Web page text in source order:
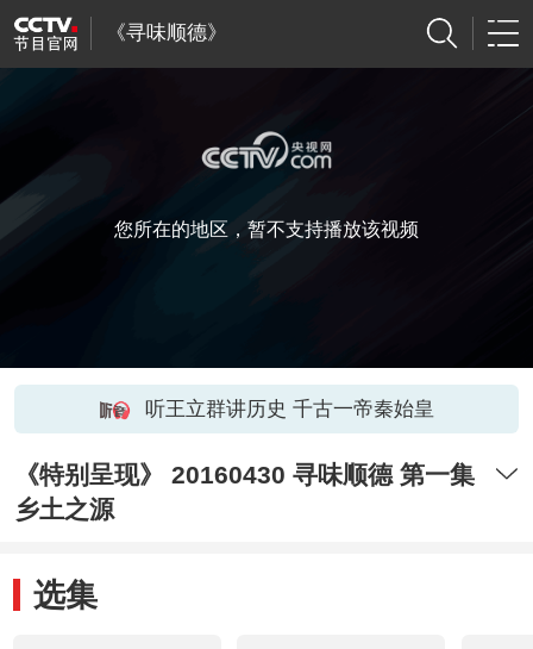
《寻味顺德》
您所在的地区，暂不支持播放该视频
听王立群讲历史 千古一帝秦始皇
《特别呈现》 20160430 寻味顺德 第一集
乡土之源
选集